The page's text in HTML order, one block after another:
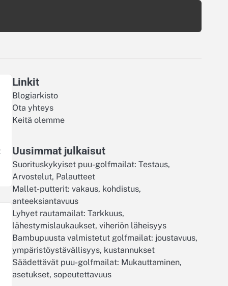
Linkit
Blogiarkisto
Ota yhteys
Keitä olemme
Uusimmat julkaisut
Suorituskykyiset puu-golfmailat: Testaus,
Arvostelut, Palautteet
Mallet-putterit: vakaus, kohdistus,
anteeksiantavuus
Lyhyet rautamailat: Tarkkuus,
lähestymislaukaukset, viheriön läheisyys
Bambupuusta valmistetut golfmailat: joustavuus,
ympäristöystävällisyys, kustannukset
Säädettävät puu-golfmailat: Mukauttaminen,
asetukset, sopeutettavuus